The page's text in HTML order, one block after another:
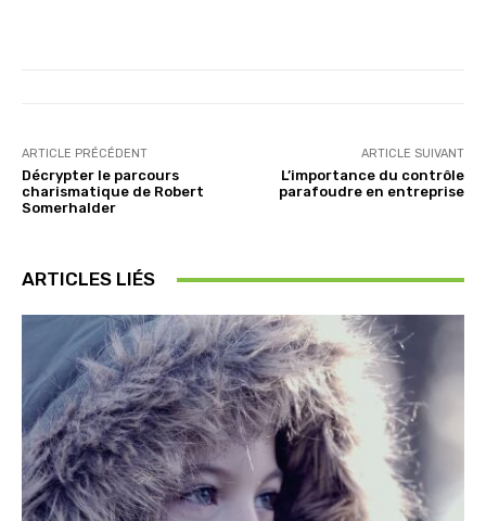
ARTICLE PRÉCÉDENT
Décrypter le parcours
charismatique de Robert
Somerhalder
ARTICLE SUIVANT
L’importance du contrôle
parafoudre en entreprise
ARTICLES LIÉS